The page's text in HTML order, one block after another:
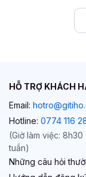
HỖ TRỢ KHÁCH
Email:
Hotline: 0774 116
(Giờ làm việc:
tuần)
Những câu hỏi